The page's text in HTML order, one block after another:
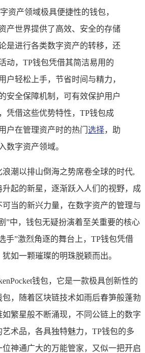
资产领域极具便捷性的钱包，
产世界提供了高效、安全的存储
是进行各类数字资产的转移，还
动，TP钱包凭借其简洁易用的
户轻松上手，节省时间与精力，
安全保障机制，可有效保护用户
凭借这些优势特性，TP钱包成
户在管理资产时的热门 选择，助
数字资产领域。
潮以排山倒海之势席卷全球的时代,
起的新星，逐渐跃入人们的视野，成
当的新兴力量，在数字资产的管理与
”中，钱包无疑扮演着至关重要的核心
手”激烈角逐的舞台上，TP钱包凭借
如一颗璀璨的明珠脱颖而出。
钱包，它是一款极具创新性的
，随着区块链技术如雨后春笋般蓬勃
繁星般不断涌现，不同公链上的数字
术品，各具独特魅力，TP钱包的多
神通广大的万能管家，又似一把开启